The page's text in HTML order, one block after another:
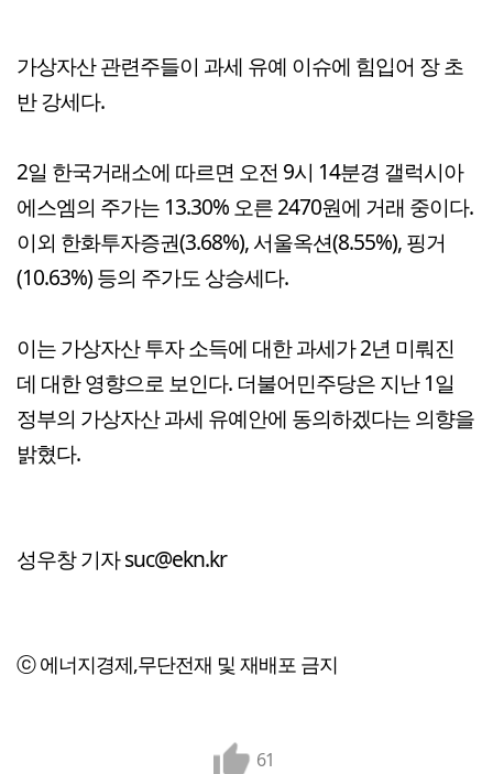
가상자산 관련주들이 과세 유예 이슈에 힘입어 장 초
반 강세다.
2일 한국거래소에 따르면 오전 9시 14분경 갤럭시아
에스엠의 주가는 13.30% 오른 2470원에 거래 중이다.
이외 한화투자증권(3.68%), 서울옥션(8.55%), 핑거
(10.63%) 등의 주가도 상승세다.
이는 가상자산 투자 소득에 대한 과세가 2년 미뤄진
데 대한 영향으로 보인다. 더불어민주당은 지난 1일
정부의 가상자산 과세 유예안에 동의하겠다는 의향을
밝혔다.
성우창 기자 suc@ekn.kr
ⓒ 에너지경제,무단전재 및 재배포 금지
61